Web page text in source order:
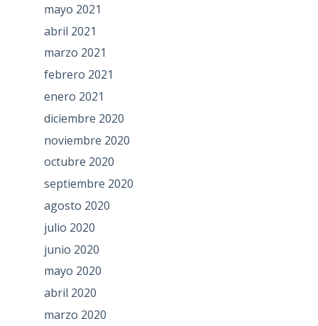
mayo 2021
abril 2021
marzo 2021
febrero 2021
enero 2021
diciembre 2020
noviembre 2020
octubre 2020
septiembre 2020
agosto 2020
julio 2020
junio 2020
mayo 2020
abril 2020
marzo 2020